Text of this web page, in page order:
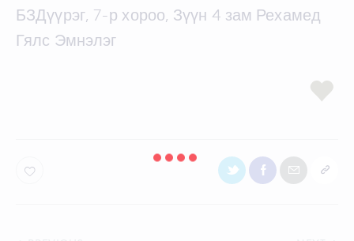
БЗДүүрэг, 7-р хороо, Зүүн 4 зам Рехамед
Гялс Эмнэлэг